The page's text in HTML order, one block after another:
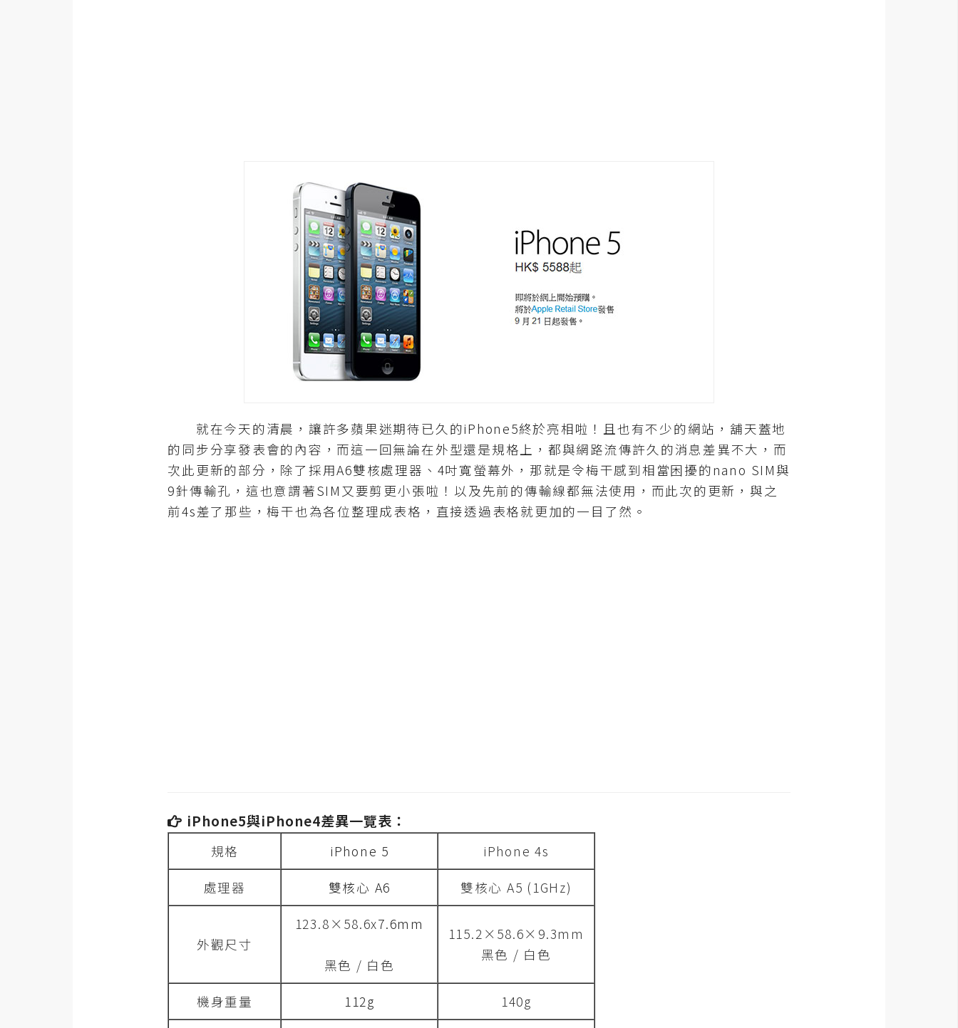
就在今天的清晨，讓許多蘋果迷期待已久的iPhone5終於亮相啦！且也有不少的網站，舖天蓋地
的同步分享發表會的內容，而這一回無論在外型還是規格上，都與網路流傳許久的消息差異不大，而
次此更新的部分，除了採用A6雙核處理器、4吋寬螢幕外，那就是令梅干感到相當困擾的nano SIM與
9針傳輸孔，這也意謂著SIM又要剪更小張啦！以及先前的傳輸線都無法使用，而此次的更新，與之
前4s差了那些，梅干也為各位整理成表格，直接透過表格就更加的一目了然。
iPhone5與iPhone4差異一覽表：
規格 iPhone 5 iPhone 4s
處理器 雙核心 A6 雙核心 A5 (1GHz)
外觀尺寸
123.8×58.6x7.6mm
黑色 / 白色
115.2×58.6×9.3mm
黑色 / 白色
機身重量 112g 140g